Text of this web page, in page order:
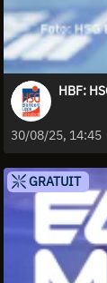
HBF:
30/08/25, 14:45
GRATUIT